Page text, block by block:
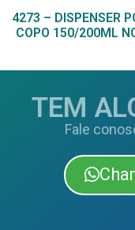
4273 – DISPENSER
COPO 150/200ML
TEM
Fale